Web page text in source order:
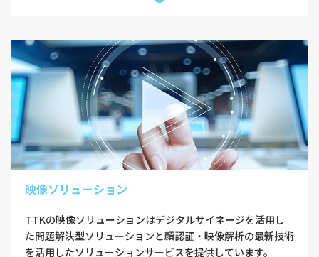
映像ソリューション
TTKの映像ソリューションはデジタルサイネージを活用し
た問題解決型ソリューションと顔認証・映像解析の最新技術
を活用したソリューションサービスを提供しています。